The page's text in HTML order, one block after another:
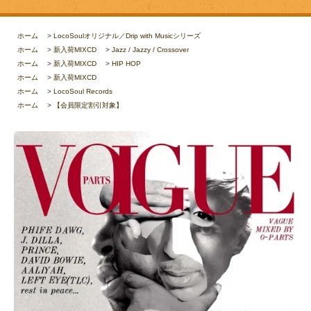
ホーム > LocoSoulオリジナル／Drip with Musicシリーズ
ホーム
> 新入荷MIXCD > Jazz / Jazzy / Crossover
ホーム
> 新入荷MIXCD > HIP HOP
ホーム
> 新入荷MIXCD
ホーム
> LocoSoul Records
ホーム
> 【会員限定割引対象】